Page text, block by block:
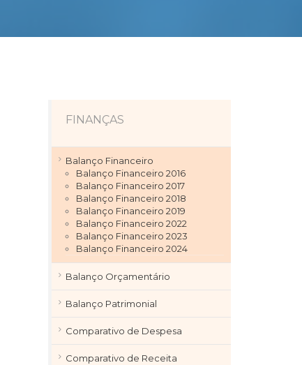
FINANÇAS
Balanço Financeiro
Balanço Financeiro 2016
Balanço Financeiro 2017
Balanço Financeiro 2018
Balanço Financeiro 2019
Balanço Financeiro 2022
Balanço Financeiro 2023
Balanço Financeiro 2024
Balanço Orçamentário
Balanço Patrimonial
Comparativo de Despesa
Comparativo de Receita